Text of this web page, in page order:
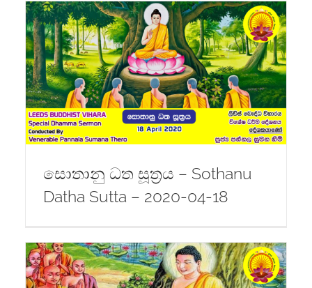
සොතානු ධත සූත්‍රය – Sothanu
Datha Sutta – 2020-04-18